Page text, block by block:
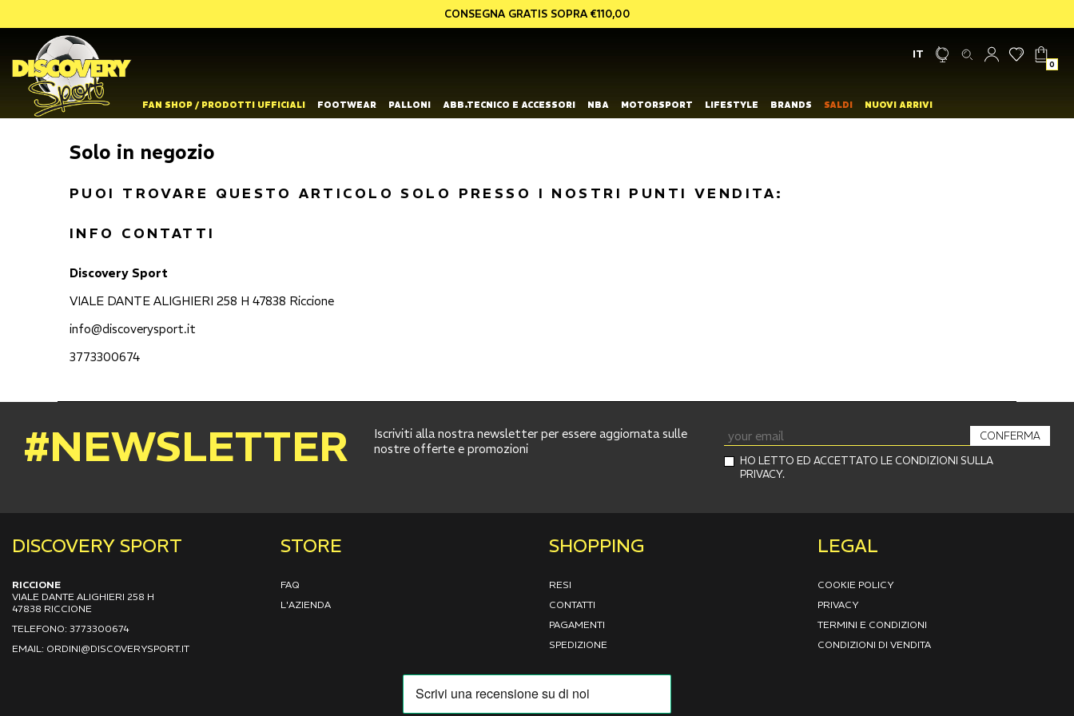
CONSEGNA GRATIS SOPRA €110,00
IT
0
FOOTWEAR PALLONI ABB.TECNICO E ACCESSORI NBA MOTORSPORT LIFESTYLE
FAN SHOP / PRODOTTI UFFICIALI BRANDS SALDI NUOVI ARRIVI
Solo in negozio
PUOI TROVARE QUESTO ARTICOLO SOLO PRESSO I NOSTRI PUNTI VENDITA:
INFO CONTATTI
Discovery Sport
VIALE DANTE ALIGHIERI 258 H 47838 Riccione
info@discoverysport.it
3773300674
#NEWSLETTER
Iscriviti alla nostra newsletter per essere aggiornata sulle
nostre offerte e promozioni
HO LETTO ED ACCETTATO LE CONDIZIONI SULLA
PRIVACY.
CONFERMA
DISCOVERY SPORT
RICCIONE
VIALE DANTE ALIGHIERI 258 H
47838 RICCIONE
TELEFONO: 3773300674
EMAIL: ORDINI@DISCOVERYSPORT.IT
STORE
FAQ
L'AZIENDA
SHOPPING
RESI
CONTATTI
PAGAMENTI
SPEDIZIONE
LEGAL
COOKIE POLICY
PRIVACY
TERMINI E CONDIZIONI
CONDIZIONI DI VENDITA